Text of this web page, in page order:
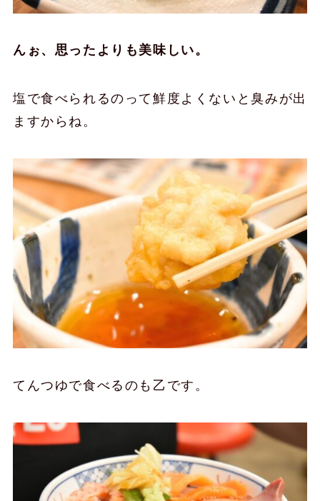
んぉ、思ったよりも美味しい。
塩で食べられるのって鮮度よくないと臭みが出
ますからね。
てんつゆで食べるのも乙です。